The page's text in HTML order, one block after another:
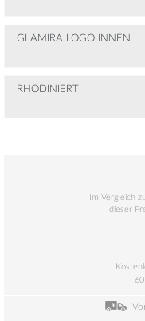
GLAMIRA LOGO INNEN
RHODINIERT
Im Vergleich
dieser